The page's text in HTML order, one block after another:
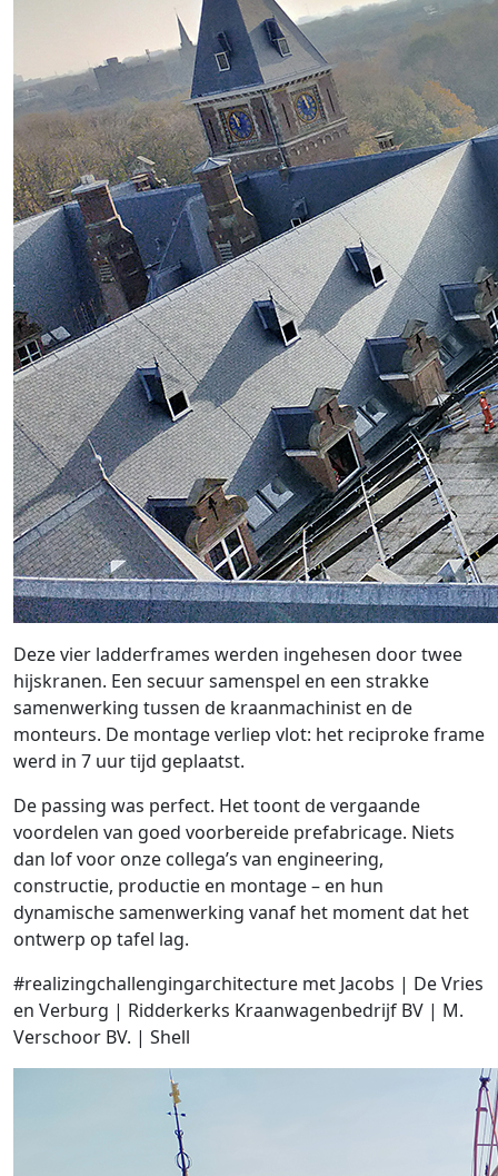
Deze vier ladderframes werden ingehesen door twee
hijskranen. Een secuur samenspel en een strakke
samenwerking tussen de kraanmachinist en de
monteurs. De montage verliep vlot: het reciproke frame
werd in 7 uur tijd geplaatst.
De passing was perfect. Het toont de vergaande
voordelen van goed voorbereide prefabricage. Niets
dan lof voor onze collega’s van engineering,
constructie, productie en montage – en hun
dynamische samenwerking vanaf het moment dat het
ontwerp op tafel lag.
#realizingchallengingarchitecture met Jacobs | De Vries
en Verburg | Ridderkerks Kraanwagenbedrijf BV | M.
Verschoor BV. | Shell